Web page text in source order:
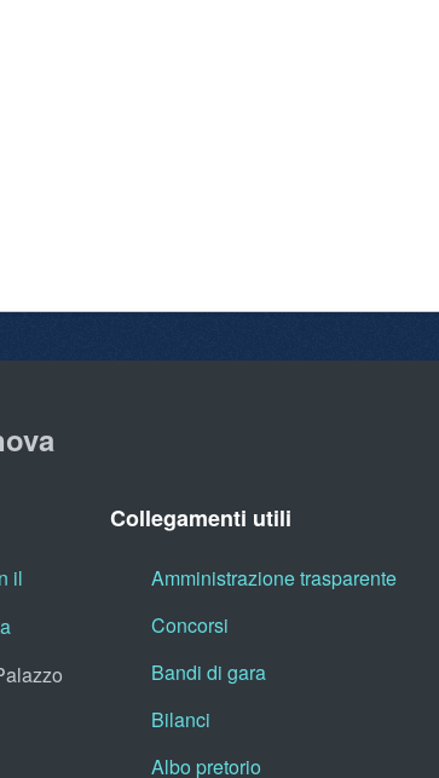
il
Collegamenti utili
Amministrazione trasparente
Concorsi
Bandi di gara
Bilanci
Albo pretorio